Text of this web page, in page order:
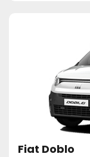
Fiat Doblo